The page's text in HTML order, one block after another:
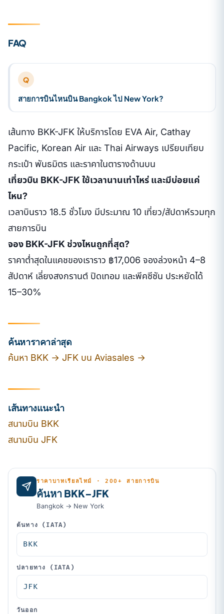
FAQ
Q
สายการบินไหนบิน Bangkok ไป New York?
เส้นทาง BKK-JFK ให้บริการโดย EVA Air, Cathay
Pacific, Korean Air และ Thai Airways เปรียบเทียบ
กระเป๋า พันธมิตร และราคาในตารางด้านบน
เที่ยวบิน BKK-JFK ใช้เวลานานเท่าไหร่ และมีบ่อยแค่
ไหน?
เวลาบินราว 18.5 ชั่วโมง มีประมาณ 10 เที่ยว/สัปดาห์รวมทุก
สายการบิน
จอง BKK-JFK ช่วงไหนถูกที่สุด?
ราคาต่ำสุดในแคชของเราราว ฿17,006 จองล่วงหน้า 4–8
สัปดาห์ เลี่ยงสงกรานต์ ปิดเทอม และพีคซีซัน ประหยัดได้
15–30%
ค้นหาราคาล่าสุด
ค้นหา BKK → JFK บน Aviasales →
เส้นทางแนะนำ
สนามบิน BKK
สนามบิน JFK
ราคาบาทเรียลไทม์ · 200+ สายการบิน
ค้นหา BKK–JFK
Bangkok → New York
ต้นทาง (IATA)
ปลายทาง (IATA)
วันออก